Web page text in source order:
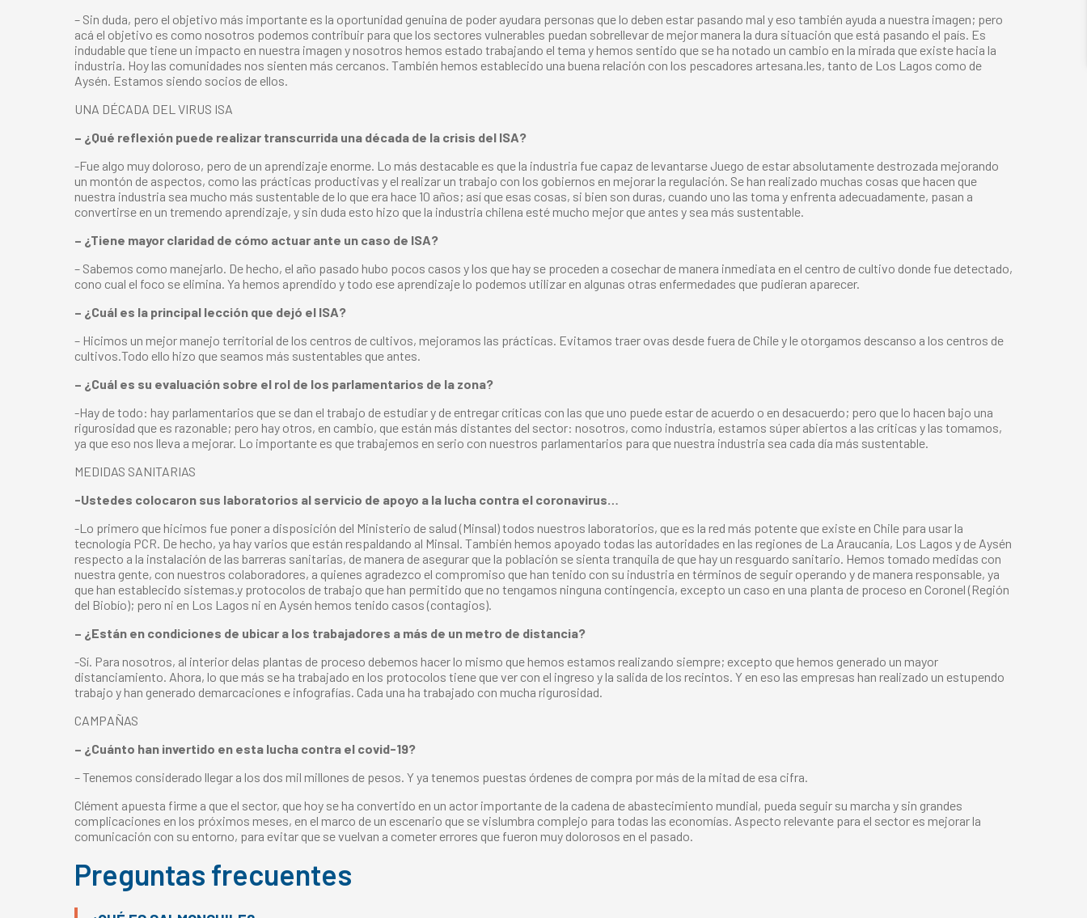
– Sin duda, pero el objetivo más importante es la oportunidad genuina de poder ayudara personas que lo deben estar pasando mal y eso también ayuda a nuestra imagen; pero
acá el objetivo es como nosotros podemos contribuir para que los sectores vulnerables puedan sobrellevar de mejor manera la dura situación que está pasando el país. Es
indudable que tiene un impacto en nuestra imagen y nosotros hemos estado trabajando el tema y hemos sentido que se ha notado un cambio en la mirada que existe hacia la
industria. Hoy las comunidades nos sienten más cercanos. También hemos establecido una buena relación con los pescadores artesana.les, tanto de Los Lagos como de
Aysén. Estamos siendo socios de ellos.
UNA DÉCADA DEL VIRUS ISA
– ¿Qué reflexión puede realizar transcurrida una década de la crisis del ISA?
-Fue algo muy doloroso, pero de un aprendizaje enorme. Lo más destacable es que la industria fue capaz de levantarse Juego de estar absolutamente destrozada mejorando
un montón de aspectos, como las prácticas productivas y el realizar un trabajo con los gobiernos en mejorar la regulación. Se han realizado muchas cosas que hacen que
nuestra industria sea mucho más sustentable de lo que era hace 10 años; así que esas cosas, si bien son duras, cuando uno las toma y enfrenta adecuadamente, pasan a
convertirse en un tremendo aprendizaje, y sin duda esto hizo que la industria chilena esté mucho mejor que antes y sea más sustentable.
– ¿Tiene mayor claridad de cómo actuar ante un caso de ISA?
– Sabemos como manejarlo. De hecho, el año pasado hubo pocos casos y los que hay se proceden a cosechar de manera inmediata en el centro de cultivo donde fue detectado,
cono cual el foco se elimina. Ya hemos aprendido y todo ese aprendizaje lo podemos utilizar en algunas otras enfermedades que pudieran aparecer.
– ¿Cuál es la principal lección que dejó el ISA?
– Hicimos un mejor manejo territorial de los centros de cultivos, mejoramos las prácticas. Evitamos traer ovas desde fuera de Chile y le otorgamos descanso a los centros de
cultivos.Todo ello hizo que seamos más sustentables que antes.
– ¿Cuál es su evaluación sobre el rol de los parlamentarios de la zona?
-Hay de todo: hay parlamentarios que se dan el trabajo de estudiar y de entregar críticas con las que uno puede estar de acuerdo o en desacuerdo; pero que lo hacen bajo una
rigurosidad que es razonable; pero hay otros, en cambio, que están más distantes del sector: nosotros, como industria, estamos súper abiertos a las críticas y las tomamos,
ya que eso nos lleva a mejorar. Lo importante es que trabajemos en serio con nuestros parlamentarios para que nuestra industria sea cada día más sustentable.
MEDIDAS SANITARIAS
-Ustedes colocaron sus laboratorios al servicio de apoyo a la lucha contra el coronavirus…
-Lo primero que hicimos fue poner a disposición del Ministerio de salud (Minsal) todos nuestros laboratorios, que es la red más potente que existe en Chile para usar la
tecnología PCR. De hecho, ya hay varios que están respaldando al Minsal. También hemos apoyado todas las autoridades en las regiones de La Araucanía, Los Lagos y de Aysén
respecto a la instalación de las barreras sanitarias, de manera de asegurar que la población se sienta tranquila de que hay un resguardo sanitario. Hemos tomado medidas con
nuestra gente, con nuestros colaboradores, a quienes agradezco el compromiso que han tenido con su industria en términos de seguir operando y de manera responsable, ya
que han establecido sistemas.y protocolos de trabajo que han permitido que no tengamos ninguna contingencia, excepto un caso en una planta de proceso en Coronel (Región
del Biobío); pero ni en Los Lagos ni en Aysén hemos tenido casos (contagios).
– ¿Están en condiciones de ubicar a los trabajadores a más de un metro de distancia?
-Sí. Para nosotros, al interior delas plantas de proceso debemos hacer lo mismo que hemos estamos realizando siempre; excepto que hemos generado un mayor
distanciamiento. Ahora, lo que más se ha trabajado en los protocolos tiene que ver con el ingreso y la salida de los recintos. Y en eso las empresas han realizado un estupendo
trabajo y han generado demarcaciones e infografías. Cada una ha trabajado con mucha rigurosidad.
CAMPAÑAS
– ¿Cuánto han invertido en esta lucha contra el covid-19?
– Tenemos considerado llegar a los dos mil millones de pesos. Y ya tenemos puestas órdenes de compra por más de la mitad de esa cifra.
Clément apuesta firme a que el sector, que hoy se ha convertido en un actor importante de la cadena de abastecimiento mundial, pueda seguir su marcha y sin grandes
complicaciones en los próximos meses, en el marco de un escenario que se vislumbra complejo para todas las economías. Aspecto relevante para el sector es mejorar la
comunicación con su entorno, para evitar que se vuelvan a cometer errores que fueron muy dolorosos en el pasado.
Preguntas frecuentes